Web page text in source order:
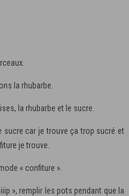
la rhubarbe.
la rhubarbe et le sucre.
sucre car je trouve ça trop sucré et
je trouve.
« confiture ».
», remplir les pots pendant que la